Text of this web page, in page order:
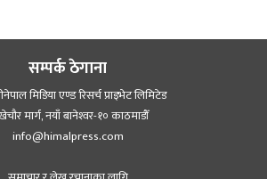
सम्पर्क ठेगाना
मिडिया एण्ड रिसर्च प्राइभेट लिमिटेड
मार्ग, नयाँ बानेश्‍वर-१० काठमाडौँ
info@himalpress.com